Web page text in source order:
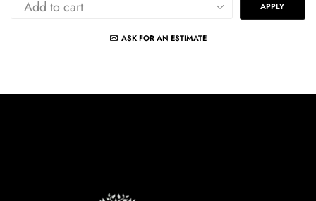
APPLY
ASK FOR AN ESTIMATE